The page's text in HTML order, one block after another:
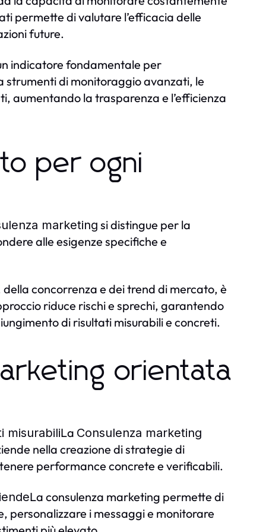
permette di valutare l’efficacia delle
future.
indicatore fondamentale per
strumenti di monitoraggio avanzati, le
aumentando la trasparenza e l’efficienza
per ogni
marketing si distingue per la
alle esigenze specifiche e
concorrenza e dei trend di mercato, è
riduce rischi e sprechi, garantendo
di risultati misurabili e concreti.
orientata
misurabiliLa Consulenza marketing
nella creazione di strategie di
performance concrete e verificabili.
La consulenza marketing permette di
personalizzare i messaggi e monitorare